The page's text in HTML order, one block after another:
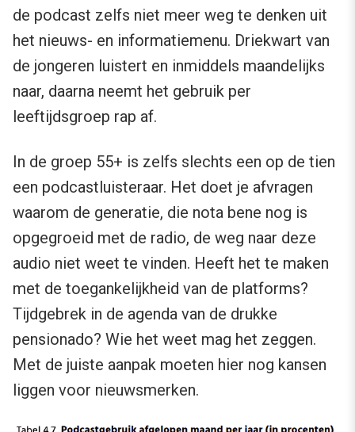
de podcast zelfs niet meer weg te denken uit
het nieuws- en informatiemenu. Driekwart van
de jongeren luistert en inmiddels maandelijks
naar, daarna neemt het gebruik per
leeftijdsgroep rap af.
In de groep 55+ is zelfs slechts een op de tien
een podcastluisteraar. Het doet je afvragen
waarom de generatie, die nota bene nog is
opgegroeid met de radio, de weg naar deze
audio niet weet te vinden. Heeft het te maken
met de toegankelijkheid van de platforms?
Tijdgebrek in de agenda van de drukke
pensionado? Wie het weet mag het zeggen.
Met de juiste aanpak moeten hier nog kansen
liggen voor nieuwsmerken.